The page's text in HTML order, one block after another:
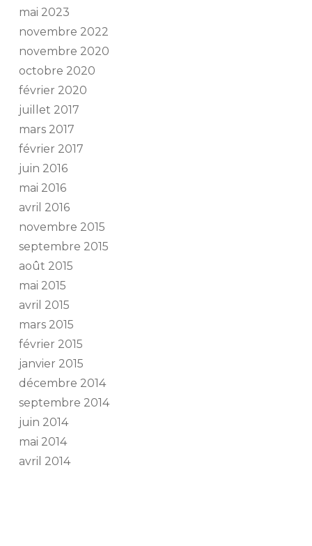
mai 2023
novembre 2022
novembre 2020
octobre 2020
février 2020
juillet 2017
mars 2017
février 2017
juin 2016
mai 2016
avril 2016
novembre 2015
septembre 2015
août 2015
mai 2015
avril 2015
mars 2015
février 2015
janvier 2015
décembre 2014
septembre 2014
juin 2014
mai 2014
avril 2014